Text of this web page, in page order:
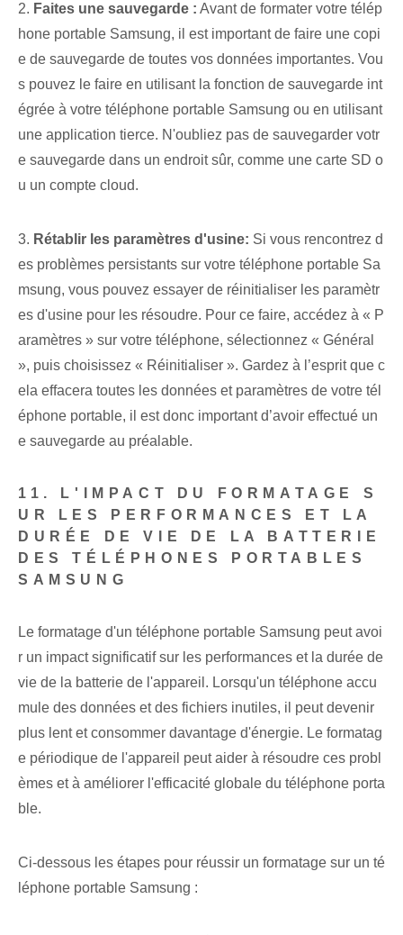
2. Faites une sauvegarde : Avant de formater votre télép
hone portable Samsung, il est important de faire une copi
e de sauvegarde de toutes vos données importantes. Vou
s pouvez le faire en utilisant la fonction de sauvegarde int
égrée à votre téléphone portable Samsung ou en utilisant
une application tierce. N'oubliez pas de sauvegarder votr
e sauvegarde dans un endroit sûr, comme une carte SD o
u un compte cloud.
3. Rétablir les paramètres d'usine: Si vous rencontrez d
es problèmes persistants sur votre téléphone portable Sa
msung, vous pouvez essayer de réinitialiser les paramètr
es d'usine pour les résoudre. Pour ce faire, accédez à « P
aramètres » sur votre téléphone, sélectionnez « Général
», puis choisissez « Réinitialiser ». Gardez à l’esprit que c
ela effacera toutes les données et paramètres de votre tél
éphone portable, il est donc important d’avoir effectué un
e sauvegarde au préalable.
11. L'IMPACT DU FORMATAGE S
UR LES PERFORMANCES ET LA
DURÉE DE VIE DE LA BATTERIE
DES TÉLÉPHONES PORTABLES
SAMSUNG
Le formatage d'un téléphone portable Samsung peut avoi
r un impact significatif sur les performances et la durée de
vie de la batterie de l'appareil. Lorsqu'un téléphone accu
mule des données et des fichiers inutiles, il peut devenir
plus lent et consommer davantage d'énergie. Le formatag
e périodique de l'appareil peut aider à résoudre ces probl
èmes et à améliorer l'efficacité globale du téléphone porta
ble.
Ci-dessous les étapes pour réussir un formatage sur un té
léphone portable Samsung :